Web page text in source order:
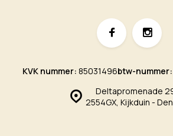
Deltapromenade
2554GX, Kijkduin -
KVK nummer: 85031496btw-nummer: